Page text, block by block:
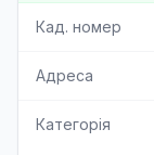
Кад. номер
Адреса
Категорія